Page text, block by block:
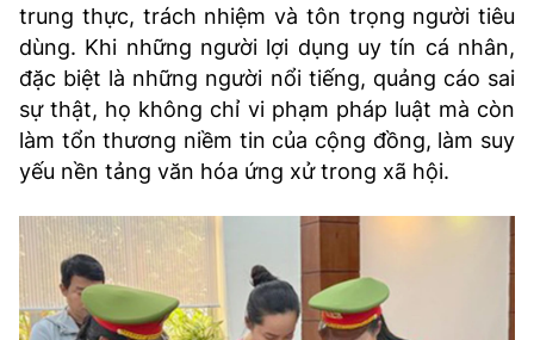
trung thực, trách nhiệm và tôn trọng người tiêu
dùng. Khi những người lợi dụng uy tín cá nhân,
đặc biệt là những người nổi tiếng, quảng cáo sai
sự thật, họ không chỉ vi phạm pháp luật mà còn
làm tổn thương niềm tin của cộng đồng, làm suy
yếu nền tảng văn hóa ứng xử trong xã hội.